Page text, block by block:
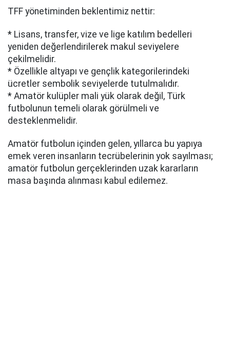
TFF yönetiminden beklentimiz nettir:
* Lisans, transfer, vize ve lige katılım bedelleri
yeniden değerlendirilerek makul seviyelere
çekilmelidir.
* Özellikle altyapı ve gençlik kategorilerindeki
ücretler sembolik seviyelerde tutulmalıdır.
* Amatör kulüpler mali yük olarak değil, Türk
futbolunun temeli olarak görülmeli ve
desteklenmelidir.
Amatör futbolun içinden gelen, yıllarca bu yapıya
emek veren insanların tecrübelerinin yok sayılması;
amatör futbolun gerçeklerinden uzak kararların
masa başında alınması kabul edilemez.